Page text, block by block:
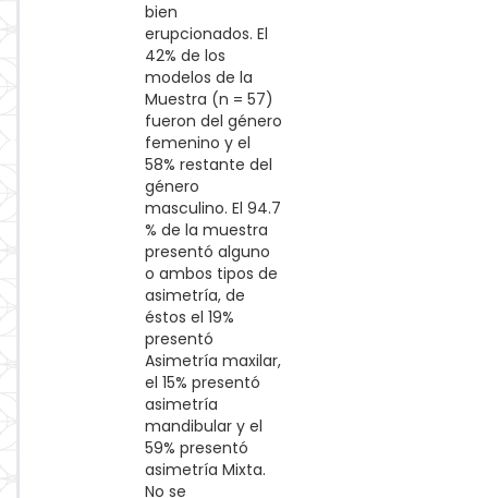
bien
erupcionados. El
42% de los
modelos de la
Muestra (n = 57)
fueron del género
femenino y el
58% restante del
género
masculino. El 94.7
% de la muestra
presentó alguno
o ambos tipos de
asimetría, de
éstos el 19%
presentó
Asimetría maxilar,
el 15% presentó
asimetría
mandibular y el
59% presentó
asimetría Mixta.
No se